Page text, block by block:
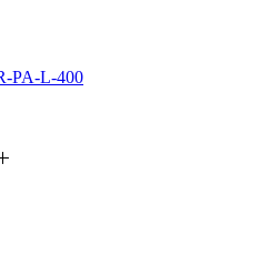
PA-L-400